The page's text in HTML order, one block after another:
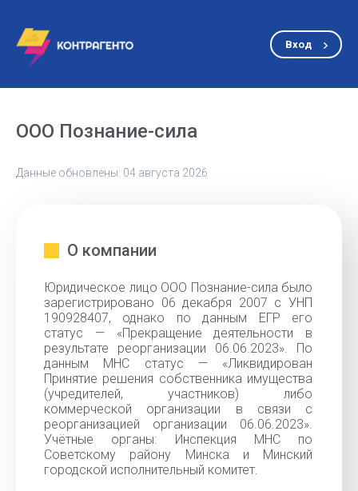
Вход
ООО Познание-сила
Данные обновлены: 04 августа 2026
О компании
Юридическое лицо ООО Познание-сила было
зарегистрировано 06 декабря 2007 с УНП
190928407, однако по данным ЕГР его
статус — «Прекращение деятельности в
результате реорганизации 06.06.2023». По
данным МНС статус — «Ликвидирован
Принятие решения собственника имущества
(учредителей, участников) либо
коммерческой организации в связи с
реорганизацией организации 06.06.2023».
Учётные органы: Инспекция МНС по
Советскому району Минска и Минский
городской исполнительный комитет.